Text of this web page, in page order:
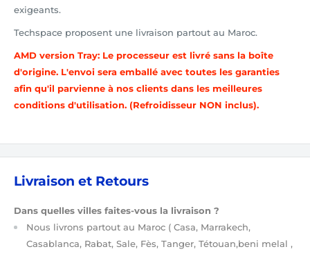
exigeants.
Techspace proposent une livraison partout au Maroc.
AMD version Tray: Le processeur est livré sans la boîte
d'origine. L'envoi sera emballé avec toutes les garanties
afin qu'il parvienne à nos clients dans les meilleures
conditions d'utilisation. (Refroidisseur NON inclus).
Livraison et Retours
Dans quelles villes faites-vous la livraison ?
Nous livrons partout au Maroc ( Casa, Marrakech,
Casablanca, Rabat, Sale, Fès, Tanger, Tétouan,beni melal ,